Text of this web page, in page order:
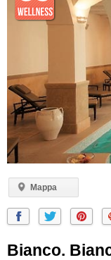
Mappa
Bianco.